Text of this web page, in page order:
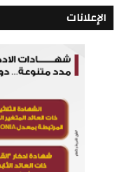
الإعلانات